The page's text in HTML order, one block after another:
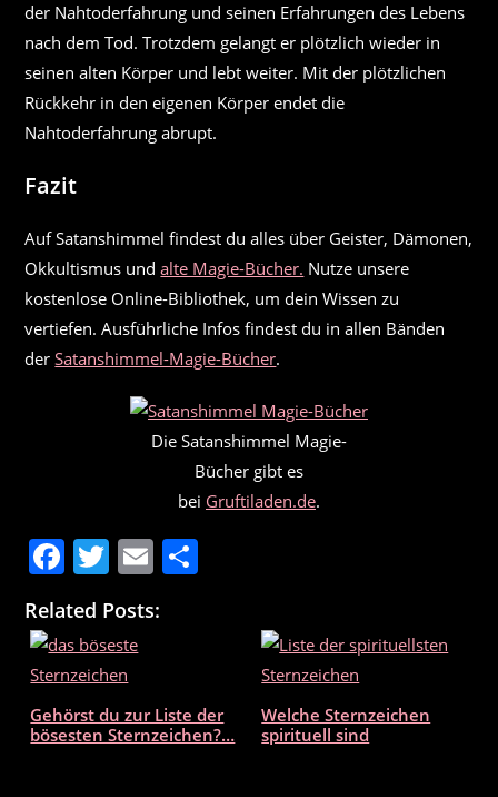
der Nahtoderfahrung und seinen Erfahrungen des Lebens
nach dem Tod. Trotzdem gelangt er plötzlich wieder in
seinen alten Körper und lebt weiter. Mit der plötzlichen
Rückkehr in den eigenen Körper endet die
Nahtoderfahrung abrupt.
Fazit
Auf Satanshimmel findest du alles über Geister, Dämonen,
Okkultismus undalte Magie-Bücher. Nutze unsere
kostenlose Online-Bibliothek, um dein Wissen zu
vertiefen. Ausführliche Infos findest du in allen Bänden
derSatanshimmel-Magie-Bücher.
Die Satanshimmel Magie-
Bücher gibt es
bei Gruftiladen.de.
F
a
c
e
b
o
T
w
itt
er
E
ai
Related Posts:
Gehörst du zur Liste der
bösesten Sternzeichen?…
Welche Sternzeichen
spirituell sind